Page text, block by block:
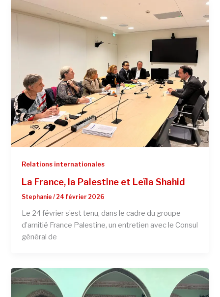
Relations internationales
La France, la Palestine et Leïla Shahid
Stephanie/ 24 février 2026
Le 24 février s’est tenu, dans le cadre du groupe
d’amitié France Palestine, un entretien avec le Consul
général de